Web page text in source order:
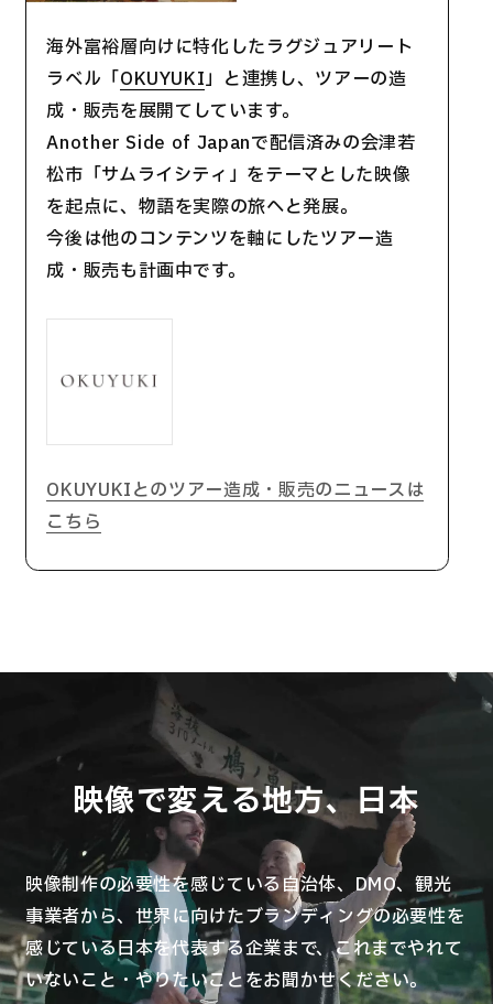
海外富裕層向けに特化したラグジュアリート
ラベル「OKUYUKI」と連携し、ツアーの造
成・販売を展開てしています。
Another Side of Japanで配信済みの会津若
松市「サムライシティ」をテーマとした映像
を起点に、物語を実際の旅へと発展。
今後は他のコンテンツを軸にしたツアー造
成・販売も計画中です。
OKUYUKIとのツアー造成・販売のニュースは
こちら
映像で変える地方、日本
映像制作の必要性を感じている自治体、DMO、観光
事業者から、 世界に向けたブランディングの必要性を
感じている日本を代表する企業まで、これまでやれて
いないこと・やりたいことをお聞かせください。